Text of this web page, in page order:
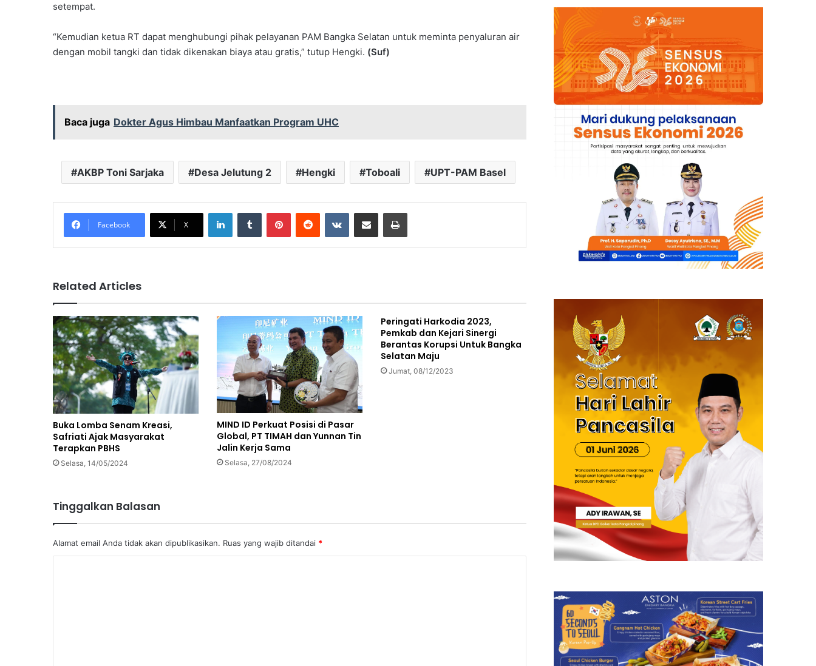
setempat.
“Kemudian ketua RT dapat menghubungi pihak pelayanan PAM Bangka Selatan untuk meminta penyaluran air
dengan mobil tangki dan tidak dikenakan biaya atau gratis,” tutup Hengki. (Suf)
Baca juga Dokter Agus Himbau Manfaatkan Program UHC
AKBP Toni Sarjaka Desa Jelutung 2 Hengki Toboali UPT-PAM Basel
Facebook X
LinkedInTumblr PinterestReddit VKontakteShare via Email Print
Related Articles
Buka Lomba Senam Kreasi,
Safriati Ajak Masyarakat
Terapkan PBHS
Selasa, 14/05/2024
MIND ID Perkuat Posisi di Pasar
Global, PT TIMAH dan Yunnan Tin
Jalin Kerja Sama
Selasa, 27/08/2024
Peringati Harkodia 2023,
Pemkab dan Kejari Sinergi
Berantas Korupsi Untuk Bangka
Selatan Maju
Jumat, 08/12/2023
Tinggalkan Balasan
Alamat email Anda tidak akan dipublikasikan. Ruas yang wajib ditandai *